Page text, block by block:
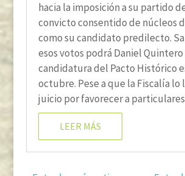
hacia la imposición a su partido
convicto consentido de núcleos
como su candidato predilecto.
esos votos podrá Daniel Quintero
candidatura del Pacto Histórico
octubre. Pese a que la Fiscalía lo
juicio por favorecer a particulares
LEER MÁS